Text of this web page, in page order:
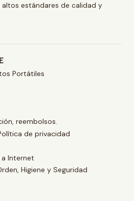
altos estándares de calidad y
Portátiles
reembolsos.
de privacidad
Internet
Higiene y Seguridad